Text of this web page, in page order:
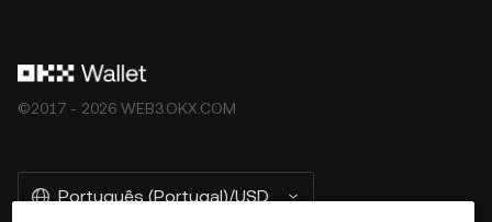
©2017 - 2026 WEB3.OKX.COM
Português (Portugal)/USD